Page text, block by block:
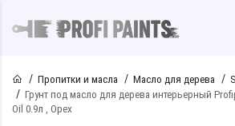
Пропитки и масла Масло для дерева
Грунт под масло для дерева интерьерный
Oil 0.9л , Орех